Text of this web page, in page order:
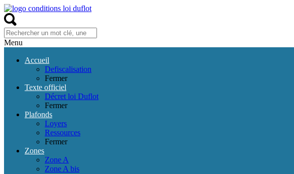
Menu
Accueil
Defiscalisation
Fermer
Texte officiel
Décret loi Duflot
Fermer
Plafonds
Loyers
Ressources
Fermer
Zones
Zone A
Zone A bis